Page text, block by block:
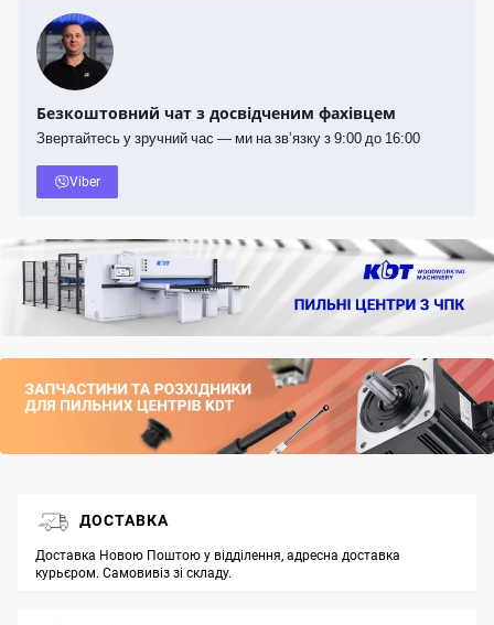
Безкоштовний чат з досвідченим фахівцем
Звертайтесь у зручний час — ми на зв’язку з 9:00 до 16:00
Viber
ДОСТАВКА
Доставка Новою Поштою у відділення, адресна доставка
курьєром. Самовивіз зі складу.